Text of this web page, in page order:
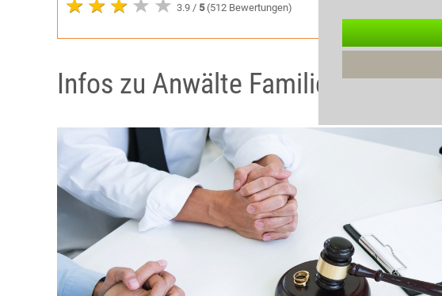
3.9 / 5(512 Bewertungen)
Infos zu Anwälte Familienrecht in